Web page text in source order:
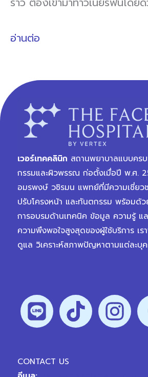
อ่านต่อ
เวอร์เทคคลินิก สถานพยาบาลแบบคร
กรรมและผิวพรรณ ก่อตั้งเมื่อปี พ.ศ.
อมรพงษ์ วชิรมน แพทย์ที่มีความเชี่ยว
ปรับโครงหน้า และทันตกรรม พร้อมด้
การอบรมด้านเทคนิค ข้อมูล ความรู้ แล
ความพึงพอใจสูงสุดของผู้ใช้บริการ เร
ดูแล วิเคราะห์สภาพปัญหาตามแต่ละบุ
CONTACT US